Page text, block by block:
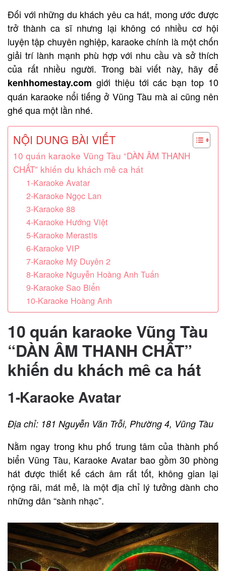
Đối với những du khách yêu ca hát, mong ước được
trở thành ca sĩ nhưng lại không có nhiều cơ hội
luyện tập chuyên nghiệp, karaoke chính là một chốn
giải trí lành mạnh phù hợp với nhu cầu và sở thích
của rất nhiều người. Trong bài viết này, hãy để
kenhhomestay.com giới thiệu tới các bạn top 10
quán karaoke nổi tiếng ở Vũng Tàu mà ai cũng nên
ghé qua một lần nhé.
NỘI DUNG BÀI VIẾT
10 quán karaoke Vũng Tàu “DÀN ÂM THANH
CHẤT” khiến du khách mê ca hát
1-Karaoke Avatar
2-Karaoke Ngọc Lan
3-Karaoke 88
4-Karaoke Hướng Việt
5-Karaoke Merastis
6-Karaoke VIP
7-Karaoke Mỹ Duyên 2
8-Karaoke Nguyễn Hoàng Anh Tuấn
9-Karaoke Sao Biển
10-Karaoke Hoàng Anh
10 quán karaoke Vũng Tàu
“DÀN ÂM THANH CHẤT”
khiến du khách mê ca hát
1-Karaoke Avatar
Địa chỉ: 181 Nguyễn Văn Trỗi, Phường 4, Vũng Tàu
Nằm ngay trong khu phố trung tâm của thành phố
biển Vũng Tàu, Karaoke Avatar bao gồm 30 phòng
hát được thiết kế cách âm rất tốt, không gian lại
rộng rãi, mát mẻ, là một địa chỉ lý tưởng dành cho
những dân “sành nhạc”.